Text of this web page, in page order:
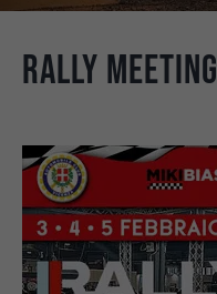
Rally